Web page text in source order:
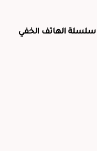
سلسلة الهاتف الخفي